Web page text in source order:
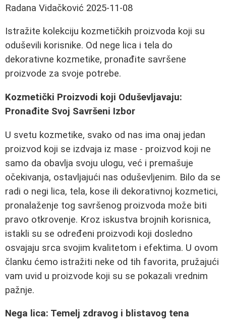
Radana Vidačković 2025-11-08
Istražite kolekciju kozmetičkih proizvoda koji su
oduševili korisnike. Od nege lica i tela do
dekorativne kozmetike, pronađite savršene
proizvode za svoje potrebe.
Kozmetički Proizvodi koji Oduševljavaju:
Pronađite Svoj Savršeni Izbor
U svetu kozmetike, svako od nas ima onaj jedan
proizvod koji se izdvaja iz mase - proizvod koji ne
samo da obavlja svoju ulogu, već i premašuje
očekivanja, ostavljajući nas oduševljenim. Bilo da se
radi o negi lica, tela, kose ili dekorativnoj kozmetici,
pronalaženje tog savršenog proizvoda može biti
pravo otkrovenje. Kroz iskustva brojnih korisnica,
istakli su se određeni proizvodi koji dosledno
osvajaju srca svojim kvalitetom i efektima. U ovom
članku ćemo istražiti neke od tih favorita, pružajući
vam uvid u proizvode koji su se pokazali vrednim
pažnje.
Nega lica: Temelj zdravog i blistavog tena